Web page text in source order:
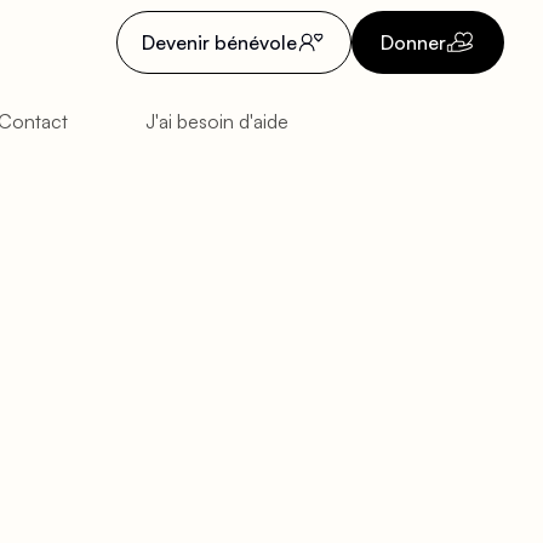
Devenir bénévole Donner
J'ai besoin d'aide